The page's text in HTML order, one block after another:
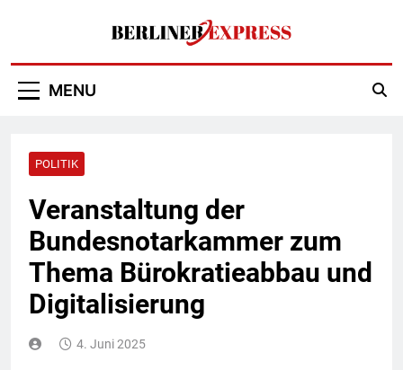
Berliner Express
MENU
POLITIK
Veranstaltung der
Bundesnotarkammer zum
Thema Bürokratieabbau und
Digitalisierung
4. Juni 2025